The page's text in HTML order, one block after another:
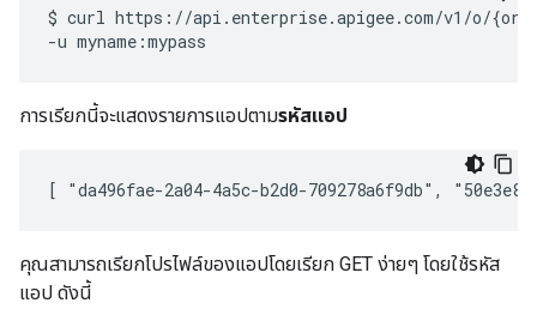
$ curl https://api.enterprise.apigee.com/v1/o/
การเรียกนี้จะแสดงรายการแอปตามรหัสแอป
[ "da496fae-2a04-4a5c-b2d0-709278a6f9db",
คุณสามารถเรียกโปรไฟล์ของแอปโดยเรียก GET ง่ายๆ โดยใช้รหัส
แอป ดังนี้